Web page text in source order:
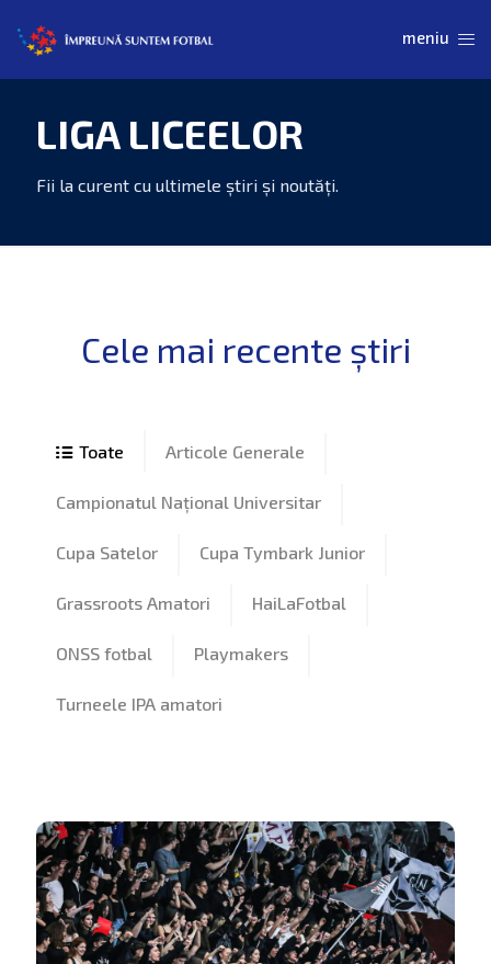
LIGA LICEELOR
Articole Generale
Campionatul Național Universitar
Cupa Satelor Cupa Tymbark Junior
Grassroots Amatori HaiLaFotbal
ONSS fotbal Playmakers
Turneele IPA amatori